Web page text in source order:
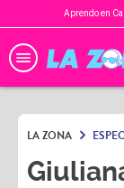
Aprendo en
LA ZONA